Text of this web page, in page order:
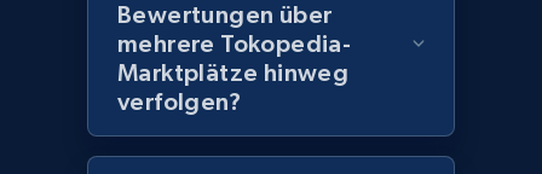
products using specified keywords
URL, Product id, Title, Images, Final price,
Currency, Discount, Initial price, and more.
Bewertungen über
mehrere Tokopedia-
Marktplätze hinweg
verfolgen?